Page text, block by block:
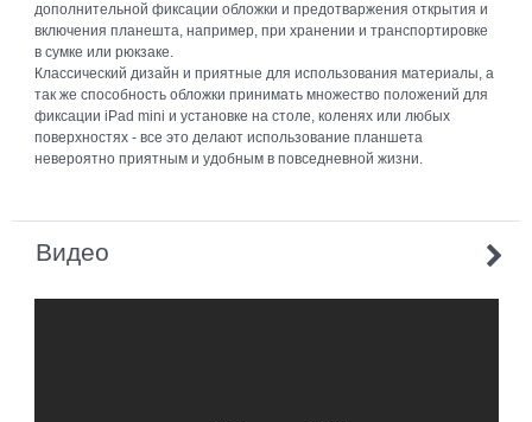
дополнительной фиксации обложки и предотваржения открытия и
включения планешта, например, при хранении и транспортировке
в сумке или рюкзаке.
Классический дизайн и приятные для использования материалы, а
так же способность обложки принимать множество положений для
фиксации iPad mini и установке на столе, коленях или любых
поверхностях - все это делают использование планшета
невероятно приятным и удобным в повседневной жизни.
Видео